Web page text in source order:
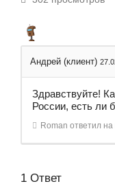
Андрей (клиент)
Здравствуйте!
России, есть ли
Roman ответил на
1 Ответ